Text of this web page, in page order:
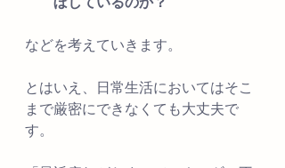
などを考えていきます。
とはいえ、日常生活においてはそこ
まで厳密にできなくても大丈夫で
す。